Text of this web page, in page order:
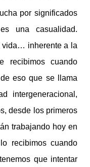
por significados
una casualidad.
vida… inherente a la
recibimos cuando
eso que se llama
intergeneracional,
desde los primeros
trabajando hoy en
recibimos cuando
que intentar